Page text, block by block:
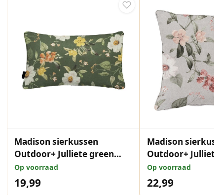
Madison sierkussen
Outdoor+ Julliete green
30x50 cm
Op voorraad
19,99
Madison
Outdoor+
50x50 cm
Op voorraad
22,99